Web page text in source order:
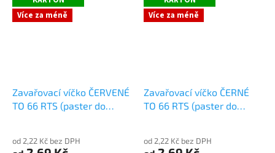
Více za méně
Zavařovací víčko ČERVENÉ
TO 66 RTS (paster do
od 2,22 Kč bez DPH
Více za méně
Zavařovací víčko ČERNÉ
TO 66 RTS (paster do
od 2,22 Kč bez DPH